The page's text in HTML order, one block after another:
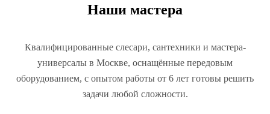
Наши мастера
Квалифицированные слесари, сантехники и мастера-
универсалы в Москве, оснащённые передовым
оборудованием, с опытом работы от 6 лет готовы решить
задачи любой сложности.